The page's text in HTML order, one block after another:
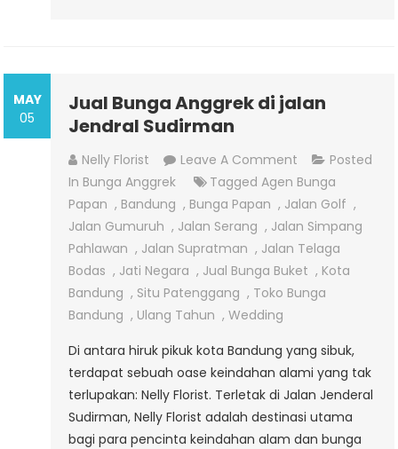
MAY
05
Jual Bunga Anggrek di jalan
Jendral Sudirman
Nelly Florist Leave A Comment On
Jual
Bunga
Anggrek
Di
Jalan
Jendral
Posted
In Bunga Anggrek TaggedAgen Bunga
Papan , Bandung , Bunga Papan , Jalan Golf ,
Jalan Gumuruh , Jalan Serang , Jalan Simpang
Pahlawan , Jalan Supratman , Jalan Telaga
Bodas , Jati Negara , Jual Bunga Buket , Kota
Bandung , Situ Patenggang , Toko Bunga
Bandung , Ulang Tahun ,Wedding
Di antara hiruk pikuk kota Bandung yang sibuk,
terdapat sebuah oase keindahan alami yang tak
terlupakan: Nelly Florist. Terletak di Jalan Jenderal
Sudirman, Nelly Florist adalah destinasi utama
bagi para pencinta keindahan alam dan bunga